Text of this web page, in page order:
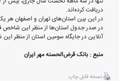
دریافت کرده‌اند.
آنلاین در جایگاه سومین استان از منظر
منبع : بانک قرض‌الحسنه مهر ایران
نسخه قابل چاپ